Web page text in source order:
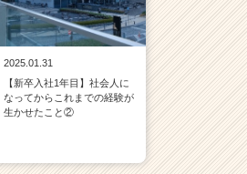
2025.01.31
【新卒入社1年目】社会人に
なってからこれまでの経験が
生かせたこと②